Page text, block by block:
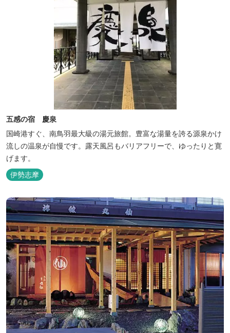
五感の宿 慶泉
国崎港すぐ、南鳥羽最大級の湯元旅館。豊富な湯量を誇る源泉かけ
流しの温泉が自慢です。露天風呂もバリアフリーで、ゆったりと寛
げます。
伊勢志摩